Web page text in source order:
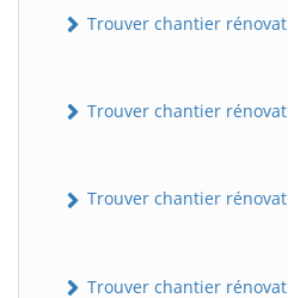
Trouver chantier
Trouver chantier
Trouver chantier
Trouver chantier